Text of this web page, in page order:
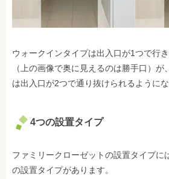
ウォークインタイプは出入口が1つで行
（上の画像で奥に見えるのは勝手口）
は出入口が2つで通り抜けられるようにな
4つの設置タイプ
ファミリークローゼットの設置タイプに
の設置タイプがあります。